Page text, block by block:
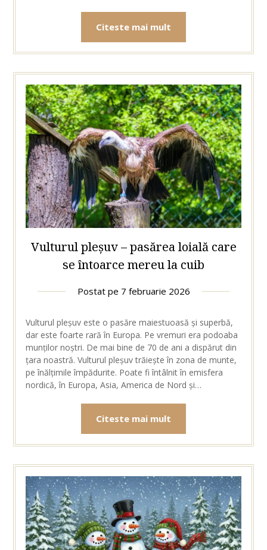
Citeste mai mult
Vulturul pleșuv – pasărea loială care
se întoarce mereu la cuib
Postat pe 7 februarie 2026
Vulturul pleșuv este o pasăre maiestuoasă și superbă,
dar este foarte rară în Europa. Pe vremuri era podoaba
munților noștri. De mai bine de 70 de ani a dispărut din
țara noastră. Vulturul pleșuv trăiește în zona de munte,
pe înălțimile împădurite. Poate fi întâlnit în emisfera
nordică, în Europa, Asia, America de Nord și…
Citeste mai mult